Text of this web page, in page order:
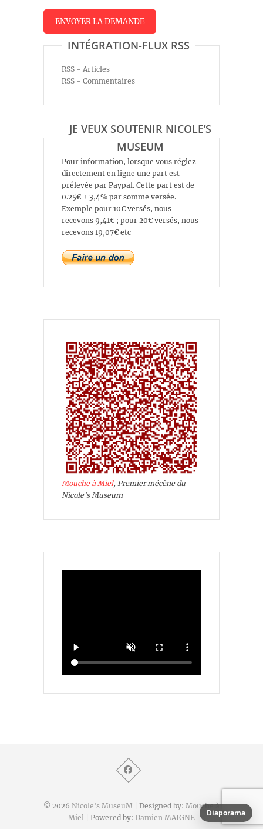
INTÉGRATION-FLUX RSS
RSS - Articles
RSS - Commentaires
JE VEUX SOUTENIR NICOLE’S
MUSEUM
Pour information, lorsque vous réglez
directement en ligne une part est
prélevée par Paypal. Cette part est de
0.25€ + 3,4% par somme versée.
Exemple pour 10€ versés, nous
recevons 9,41€ ; pour 20€ versés, nous
recevons 19,07€ etc
Mouche à Miel, Premier mécène du
Nicole's Museum
© 2026 Nicole's MuseuM | Designed by: Mouche à
Miel | Powered by: Damien MAIGNE Diaporama